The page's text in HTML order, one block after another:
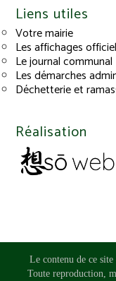
Liens utiles
Votre mairie
Les affichages
Le journal communal
Les démarches
Déchetterie et
Réalisation
Le contenu de ce
Toute reproduction,